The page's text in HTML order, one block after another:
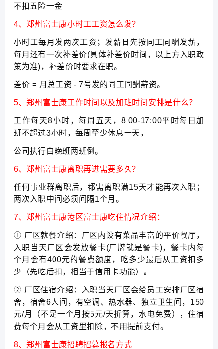
不扣五险一金
4、郑州富士康小时工工资怎么发？
小时工每月发两次工资；发薪日先按同工同酬发薪，
每月还有一次补差价(具体补差价时间，以上方入职政
策为准)，补差价时要求在职。
差价 = 月总工资 - 7号发的同工同酬薪资。
5、郑州富士康工作时间以及加班时间安排是什么？
工作每天8小时，每周五天，8:00-17:00平时每日加
班不超过3小时，每周至少休息一天，
公司执行白晚班两班倒。
6、郑州富士康离职再进需要多久？
任何事业群离职后，都需离职满15天才能再次入职；
两次入职中间必须间隔1个月。
7、郑州富士康港区富士康吃住情况介绍：
① 厂区就餐介绍：厂区内设有菜品丰富的平价餐厅，
入职当天厂区会发放餐卡(厂牌就是餐卡)，餐卡内每
个月会有400元的餐费额度，吃多少最后从工资扣多
少（先吃后扣，相当于信用卡功能）。
② 厂区住宿介绍：入职当天厂区会给员工安排厂区宿
舍，宿舍6人间，有空调、热水器、独立卫生间，150
元/月（不足一个月按5元/天折算，水电免费），住宿
费每个月会从工资里扣除，不用提前支付。
8、郑州富士康招聘招募报名方式